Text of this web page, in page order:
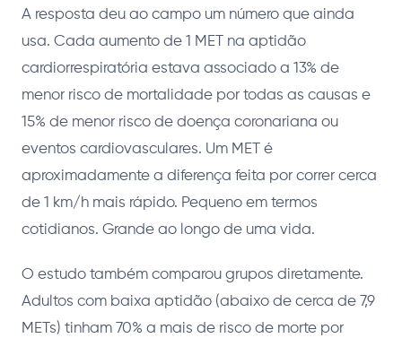
A resposta deu ao campo um número que ainda
usa. Cada aumento de 1 MET na aptidão
cardiorrespiratória estava associado a 13% de
menor risco de mortalidade por todas as causas e
15% de menor risco de doença coronariana ou
eventos cardiovasculares. Um MET é
aproximadamente a diferença feita por correr cerca
de 1 km/h mais rápido. Pequeno em termos
cotidianos. Grande ao longo de uma vida.
O estudo também comparou grupos diretamente.
Adultos com baixa aptidão (abaixo de cerca de 7,9
METs) tinham 70% a mais de risco de morte por